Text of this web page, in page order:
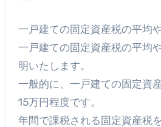
一戸建ての固定資産税の平均
一戸建ての固定資産税の平均
明いたします。
一般的に、一戸建ての固定資
15万円程度です。
年間で課税される固定資産税